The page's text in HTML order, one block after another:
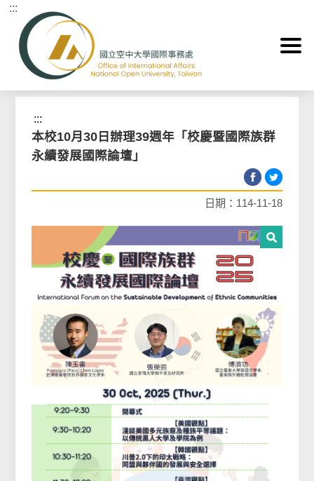
跳到主要內容區塊
:::
首頁 >最新消息 News> 學術與交流活動 Events
:::
本校10月30日辦理39週年「校慶暨國際族群
永續發展國際論壇」
日期：114-11-18